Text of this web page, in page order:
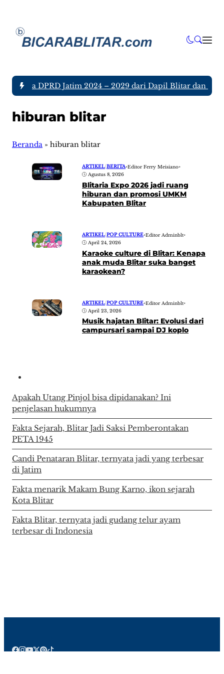
Anggota DPRD Jatim 2024 – 2029 dari Dapil Blitar dan
hiburan blitar
Beranda » hiburan blitar
ARTIKEL BERITA•Editor Ferry Meisiano•
Agustus 8, 2026
Blitaria Expo 2026 jadi ruang
hiburan dan promosi UMKM
Kabupaten Blitar
ARTIKEL|POP CULTURE•Editor Adminblt•
April 24, 2026
Karaoke culture di Blitar: Kenapa
anak muda Blitar suka banget
karaokean?
ARTIKEL|POP CULTURE•Editor Adminblt•
April 23, 2026
Musik hajatan Blitar: Evolusi dari
campursari sampai DJ koplo
Apakah Utang Pinjol bisa dipidanakan? Ini
penjelasan hukumnya
Fakta Sejarah, Blitar Jadi Saksi Pemberontakan
PETA 1945
Candi Penataran Blitar, ternyata jadi yang terbesar
di Jatim
Fakta menarik Makam Bung Karno, ikon sejarah
Kota Blitar
Fakta Blitar, ternyata jadi gudang telur ayam
terbesar di Indonesia